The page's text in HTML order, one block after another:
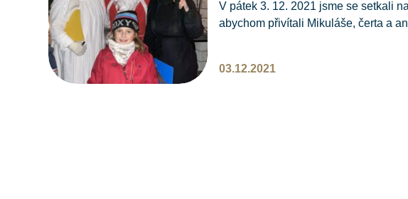
V pátek 3. 12. 2021 jsme se setkali
abychom přivítali Mikuláše, čerta
zahřáli ovocným čajem,…
03.12.2021